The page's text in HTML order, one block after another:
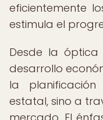
eficientemente
estimula el
Desde la óptica
desarrollo
la
estatal, sino a